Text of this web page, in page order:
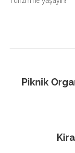
Piknik